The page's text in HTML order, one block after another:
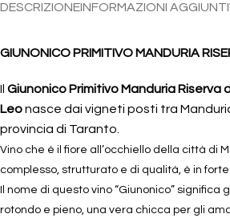
DESCRIZIONEINFORMAZIONI
GIUNONICO PRIMITIVO MANDURIA
Il Giunonico Primitivo Manduria Riserva
Leonasce dai vigneti posti tra
provincia di Taranto.
Vino che è il fiore all’occhiello della città di
complesso, strutturato e di qualità, è in
Il nome di questo vino “Giunonico” significa
rotondo e pieno, una vera chicca per gli